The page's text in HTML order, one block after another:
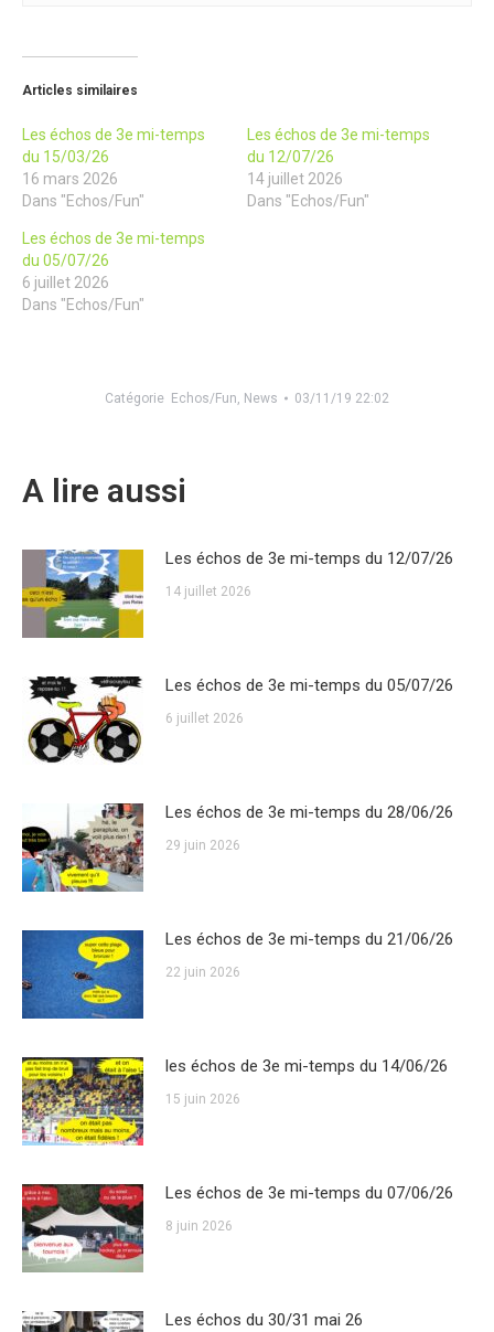
Articles similaires
Les échos de 3e mi-temps
du 15/03/26
16 mars 2026
Dans "Echos/Fun"
Les échos de 3e mi-temps
du 12/07/26
14 juillet 2026
Dans "Echos/Fun"
Les échos de 3e mi-temps
du 05/07/26
6 juillet 2026
Dans "Echos/Fun"
Catégorie Echos/Fun, News 03/11/19 22:02
A lire aussi
Les échos de 3e mi-temps du 12/07/26
14 juillet 2026
Les échos de 3e mi-temps du 05/07/26
6 juillet 2026
Les échos de 3e mi-temps du 28/06/26
29 juin 2026
Les échos de 3e mi-temps du 21/06/26
22 juin 2026
les échos de 3e mi-temps du 14/06/26
15 juin 2026
Les échos de 3e mi-temps du 07/06/26
8 juin 2026
Les échos du 30/31 mai 26